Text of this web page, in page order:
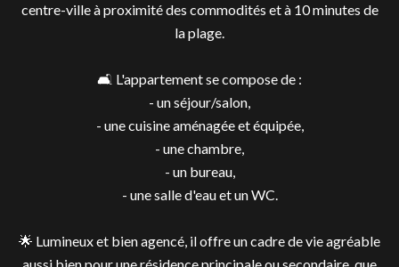
centre-ville à proximité des commodités et à 10 minutes de
la plage.
🛋️ L'appartement se compose de :
- un séjour/salon,
- une cuisine aménagée et équipée,
- une chambre,
- un bureau,
- une salle d'eau et un WC.
🌟 Lumineux et bien agencé, il offre un cadre de vie agréable